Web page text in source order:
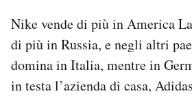
Nike vende di più in America
di più in Russia, e negli altri
domina in Italia, mentre in
in testa l’azienda di casa,